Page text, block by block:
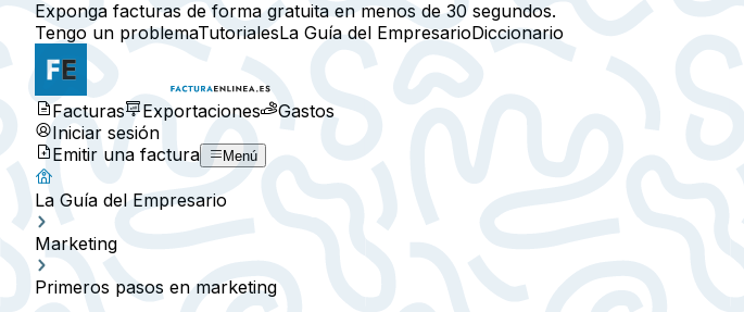
Exponga facturas de forma gratuita en menos de 30 segundos.
Tengo un problemaTutorialesLa Guía del EmpresarioDiccionario
Facturas Exportaciones
Gastos
Iniciar sesión
Emitir una factura
Menú
La Guía del Empresario
Marketing
Primeros pasos en marketing